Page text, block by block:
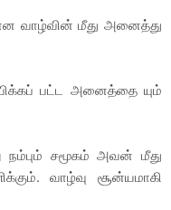
வாழ்வின் மீது அனைத்து
பட்ட அனைத்தை யும்
நம்பும் சமூகம் அவன் மீது
வாழ்வு சூன்யமாகி